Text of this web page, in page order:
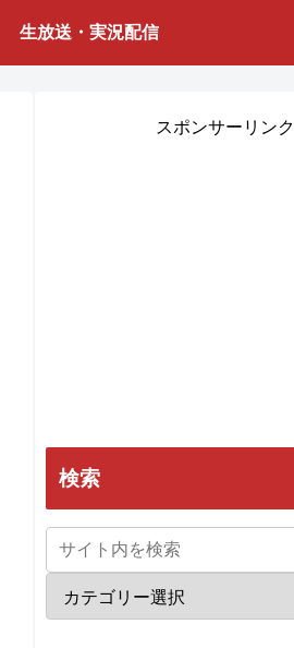
生放送・実況配信
スポンサーリンク
検索